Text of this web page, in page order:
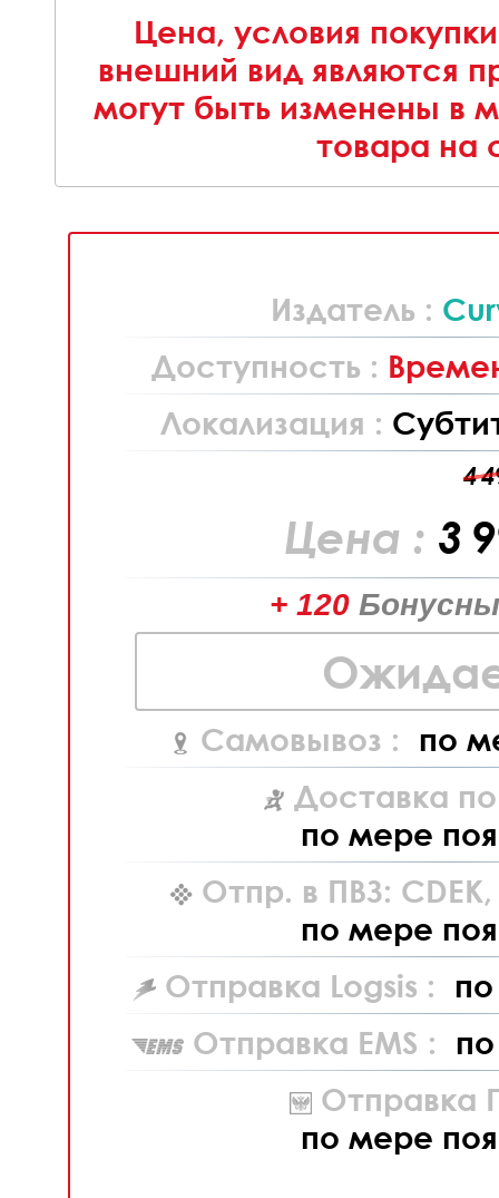
Цена, условия
внешний вид являются
могут быть изменены в
товара на
Издатель :
Доступность :
Локализация :
4
Цена : 3
+ 120
Самовывоз : по
Доставка
по мере
Отпр. в ПВЗ: CDEK,
по мере
Отправка Logsis :
Отправка EMS :
Отправка
по мере